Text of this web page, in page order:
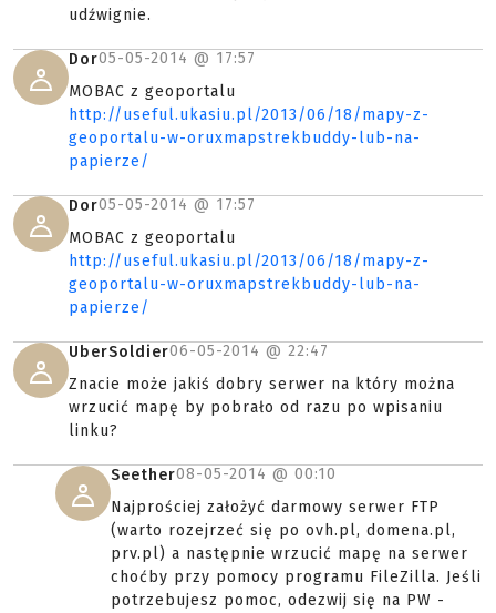
udźwignie.
Dor05-05-2014 @ 17:57
MOBAC z geoportalu
http://useful.ukasiu.pl/2013/06/18/mapy-z-
geoportalu-w-oruxmapstrekbuddy-lub-na-
papierze/
Dor05-05-2014 @ 17:57
MOBAC z geoportalu
http://useful.ukasiu.pl/2013/06/18/mapy-z-
geoportalu-w-oruxmapstrekbuddy-lub-na-
papierze/
UberSoldier06-05-2014 @ 22:47
Znacie może jakiś dobry serwer na który można
wrzucić mapę by pobrało od razu po wpisaniu
linku?
Seether08-05-2014 @ 00:10
Najprościej założyć darmowy serwer FTP
(warto rozejrzeć się po ovh.pl, domena.pl,
prv.pl) a następnie wrzucić mapę na serwer
choćby przy pomocy programu FileZilla. Jeśli
potrzebujesz pomoc, odezwij się na PW -